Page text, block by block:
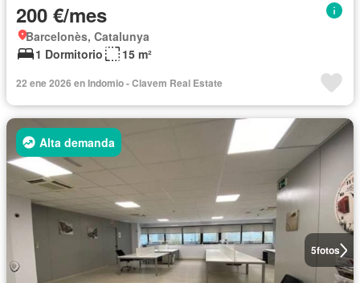
200 €/mes
Barcelonès, Catalunya
1 Dormitorio
15 m²
22 ene 2026 en Indomio - Clavem Real Estate
5fotos
Alta demanda